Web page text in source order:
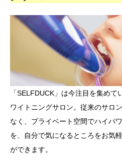
「SELFDUCK」は今注目を集め
ワイトニングサロン。従来のサロ
なく、プライベート空間でハイパ
を、自分で気になるところをお気
ができます。